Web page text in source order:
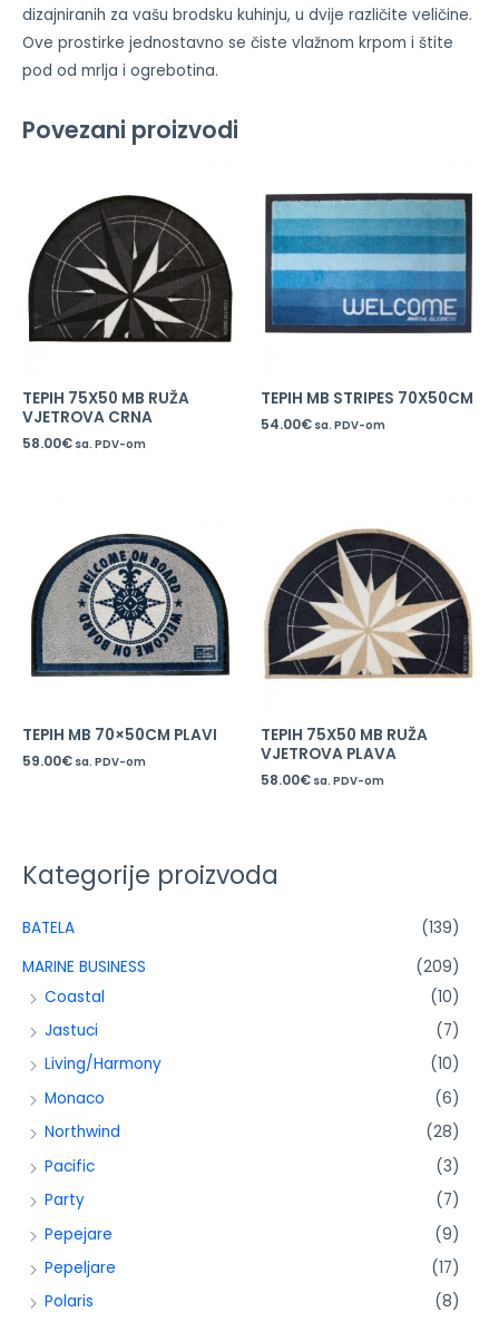
Kategorije proizvoda
BATELA
(139)
MARINE BUSINESS
(209)
Coastal
(10)
Jastuci
(7)
Living/Harmony
(10)
Monaco
(6)
Northwind
(28)
Pacific
(3)
Party
(7)
Pepejare
(9)
Pepeljare
(17)
Polaris
(8)
dizajniranih za vašu brodsku kuhinju, u dvije različite veličine.
Ove prostirke jednostavno se čiste vlažnom krpom i štite
pod od mrlja i ogrebotina.
Povezani proizvodi
TEPIH 75X50 MB RUŽA
VJETROVA CRNA
58.00€ sa. PDV-om
TEPIH MB STRIPES 70X50CM
54.00€ sa. PDV-om
TEPIH MB 70×50CM PLAVI
59.00€ sa. PDV-om
TEPIH 75X50 MB RUŽA
VJETROVA PLAVA
58.00€ sa. PDV-om